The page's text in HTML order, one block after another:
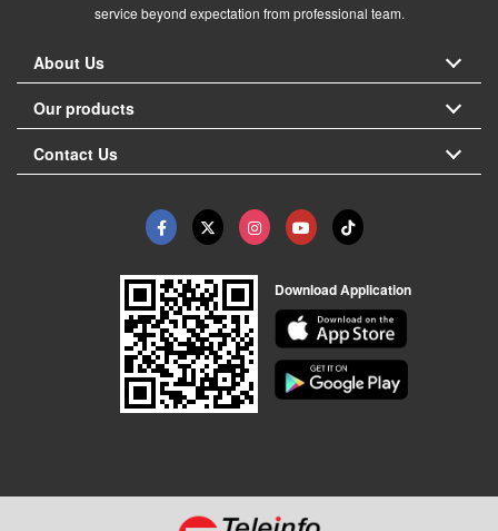
service beyond expectation from professional team.
About Us
Our products
Contact Us
Download Application